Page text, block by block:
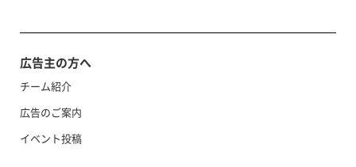
広告主の方へ
チーム紹介
広告のご案内
イベント投稿